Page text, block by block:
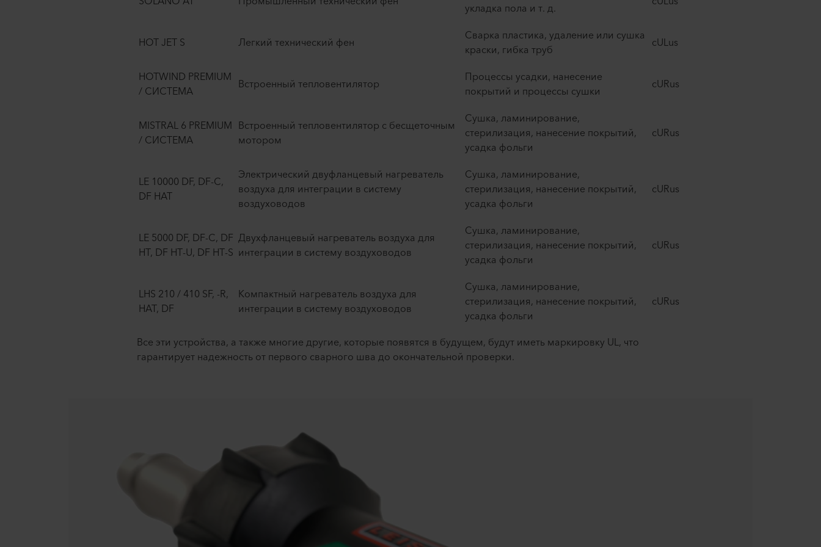
укладка пола и т. д. ​
HOT JET S Легкий технический фен ​
Сварка пластика, удаление или сушка
краски, гибка труб ​
cULus ​
HOTWIND PREMIUM
/ СИСТЕМА
Встроенный тепловентилятор ​
Процессы усадки, нанесение
покрытий и процессы сушки ​
cURus ​
MISTRAL 6 PREMIUM
/ СИСТЕМА
Встроенный тепловентилятор с бесщеточным
мотором ​
Сушка, ламинирование,
стерилизация, нанесение покрытий,
усадка фольги ​
cURus ​
LE 10000 DF, DF‑C,
DF HAT
Электрический двуфланцевый нагреватель
воздуха для интеграции в систему
воздуховодов ​
Сушка, ламинирование,
стерилизация, нанесение покрытий,
усадка фольги ​
cURus ​
LE 5000 DF, DF‑C, DF
HT, DF HT‑U, DF HT‑S
Двухфланцевый нагреватель воздуха для
интеграции в систему воздуховодов ​
Сушка, ламинирование,
стерилизация, нанесение покрытий,
усадка фольги ​
cURus ​
LHS 210 / 410 SF, -R,
HAT, DF
Компактный нагреватель воздуха для
интеграции в систему воздуховодов ​
Сушка, ламинирование,
стерилизация, нанесение покрытий,
усадка фольги ​
cURus ​
Все эти устройства, а также многие другие, которые появятся в будущем, будут иметь маркировку UL, что
гарантирует надежность от первого сварного шва до окончательной проверки.​